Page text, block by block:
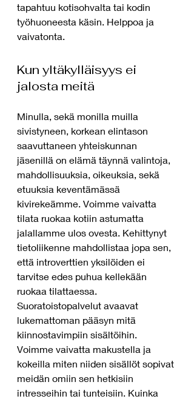
tapahtuu kotisohvalta tai kodin
työhuoneesta käsin. Helppoa ja
vaivatonta.
Kun yltäkylläisyys ei
jalosta meitä
Minulla, sekä monilla muilla
sivistyneen, korkean elintason
saavuttaneen yhteiskunnan
jäsenillä on elämä täynnä valintoja,
mahdollisuuksia, oikeuksia, sekä
etuuksia keventämässä
kivirekeämme. Voimme vaivatta
tilata ruokaa kotiin astumatta
jalallamme ulos ovesta. Kehittynyt
tietoliikenne mahdollistaa jopa sen,
että introverttien yksilöiden ei
tarvitse edes puhua kellekään
ruokaa tilattaessa.
Suoratoistopalvelut avaavat
lukemattoman pääsyn mitä
kiinnostavimpiin sisältöihin.
Voimme vaivatta makustella ja
kokeilla miten niiden sisällöt sopivat
meidän omiin sen hetkisiin
intresseihin tai tunteisiin. Kuinka